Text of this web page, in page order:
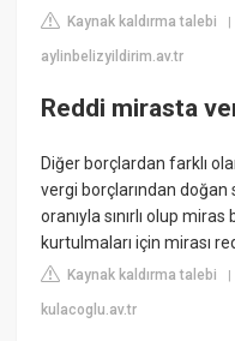
Kaynak kaldırma talebi
aylinbelizyildirim.av.tr
Reddi mirasta
Diğer borçlardan farklı
vergi borçlarından
oranıyla sınırlı olup
kurtulmaları için mirası
Kaynak kaldırma talebi
kulacoglu.av.tr